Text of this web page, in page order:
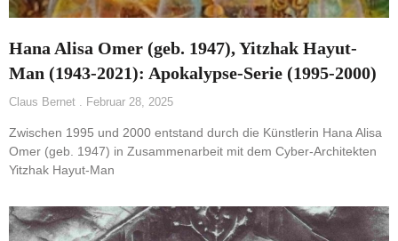
Hana Alisa Omer (geb. 1947), Yitzhak Hayut-
Man (1943-2021): Apokalypse-Serie (1995-2000)
Claus Bernet Februar 28, 2025
Zwischen 1995 und 2000 entstand durch die Künstlerin Hana Alisa
Omer (geb. 1947) in Zusammenarbeit mit dem Cyber-Architekten
Yitzhak Hayut-Man